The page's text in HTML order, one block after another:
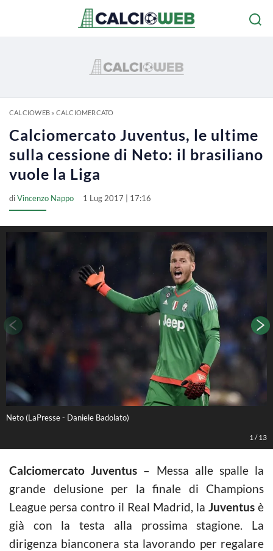
CALCIOWEB» CALCIOMERCATO
Calciomercato Juventus, le ultime
sulla cessione di Neto: il brasiliano
vuole la Liga
diVincenzo Nappo 1 Lug 2017 | 17:16
Neto (LaPresse - Daniele Badolato)
1 /13
Calciomercato Juventus – Messa alle spalle la
grande delusione per la finale di Champions
League persa contro il Real Madrid, la Juventus è
già con la testa alla prossima stagione. La
dirigenza bianconera sta lavorando per regalare